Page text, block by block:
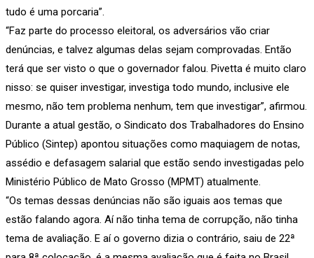
tudo é uma porcaria”.
“Faz parte do processo eleitoral, os adversários vão criar
denúncias, e talvez algumas delas sejam comprovadas. Então
terá que ser visto o que o governador falou. Pivetta é muito claro
nisso: se quiser investigar, investiga todo mundo, inclusive ele
mesmo, não tem problema nenhum, tem que investigar”, afirmou.
Durante a atual gestão, o Sindicato dos Trabalhadores do Ensino
Público (Sintep) apontou situações como maquiagem de notas,
assédio e defasagem salarial que estão sendo investigadas pelo
Ministério Público de Mato Grosso (MPMT) atualmente.
“Os temas dessas denúncias não são iguais aos temas que
estão falando agora. Aí não tinha tema de corrupção, não tinha
tema de avaliação. E aí o governo dizia o contrário, saiu de 22ª